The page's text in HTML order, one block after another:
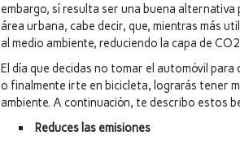
embargo, sí resulta ser una buena
área urbana, cabe decir, que, mientras más
al medio ambiente, reduciendo la capa de
El día que decidas no tomar el automóvil
o finalmente irte en bicicleta, lograrás tener
ambiente. A continuación, te describo estos
Reduces las emisiones